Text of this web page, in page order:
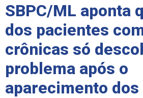
SBPC/ML aponta
dos pacientes
crônicas só
problema após o
aparecimento